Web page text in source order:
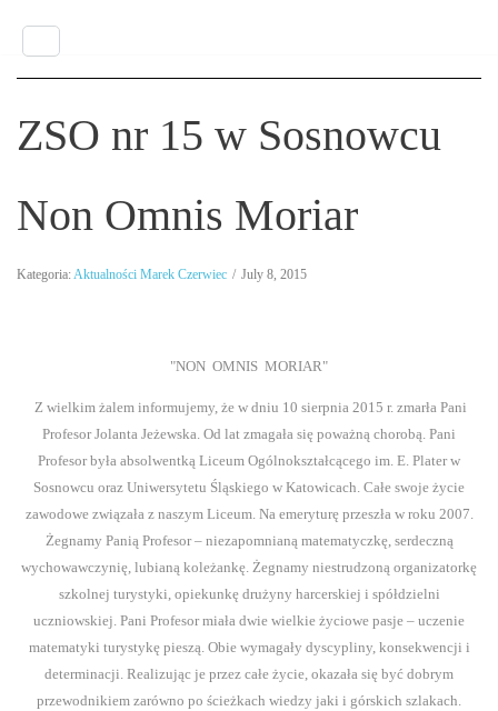
HOME
DLA KANDYDATÓW
SAMORZĄD SZKOLNY
KONKURSY
Gimnazjum
2013/2014
2012/2013
2011/2012
ZSO nr 15 w Sosnowcu
Non Omnis Moriar
Kategoria:Aktualności Marek Czerwiec / July 8, 2015
"NON OMNIS MORIAR"
Z wielkim żalem informujemy, że w dniu 10 sierpnia 2015 r. zmarła Pani
Profesor Jolanta Jeżewska. Od lat zmagała się poważną chorobą. Pani
Profesor była absolwentką Liceum Ogólnokształcącego im. E. Plater w
Sosnowcu oraz Uniwersytetu Śląskiego w Katowicach. Całe swoje życie
zawodowe związała z naszym Liceum. Na emeryturę przeszła w roku 2007.
Żegnamy Panią Profesor – niezapomnianą matematyczkę, serdeczną
wychowawczynię, lubianą koleżankę. Żegnamy niestrudzoną organizatorkę
szkolnej turystyki, opiekunkę drużyny harcerskiej i spółdzielni
uczniowskiej. Pani Profesor miała dwie wielkie życiowe pasje – uczenie
matematyki turystykę pieszą. Obie wymagały dyscypliny, konsekwencji i
determinacji. Realizując je przez całe życie, okazała się być dobrym
przewodnikiem zarówno po ścieżkach wiedzy jaki i górskich szlakach.